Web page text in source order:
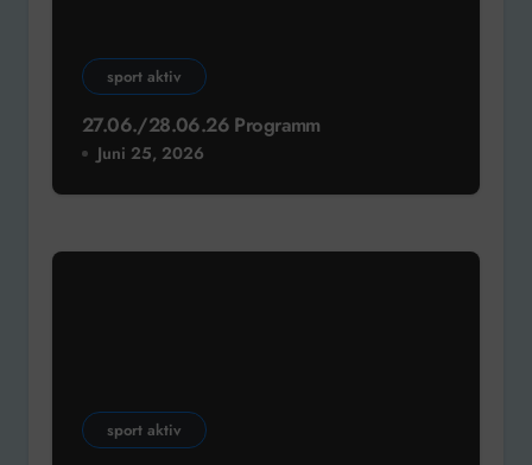
sport aktiv
27.06./28.06.26 Programm
Juni 25, 2026
sport aktiv